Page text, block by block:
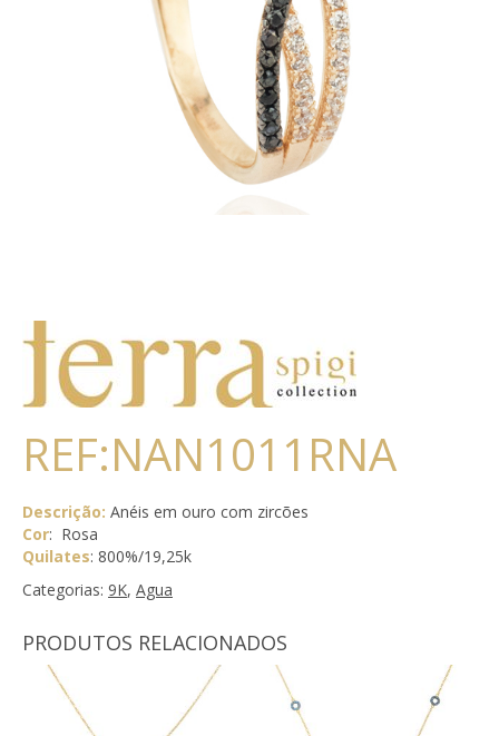
REF:NAN1011RNA
Descrição: Anéis em ouro com zircões
Cor: Rosa
Quilates: 800%/19,25k
Categorias: 9K, Agua
PRODUTOS RELACIONADOS